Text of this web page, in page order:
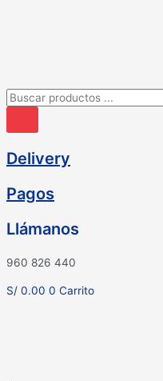
Búsqueda
productos
Delivery
Pagos
Llámanos
960 826 440
S/ 0.00 0 Carrito